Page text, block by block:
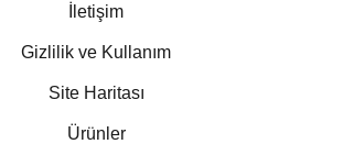
İletişim
Gizlilik ve Kullanım
Site Haritası
Ürünler